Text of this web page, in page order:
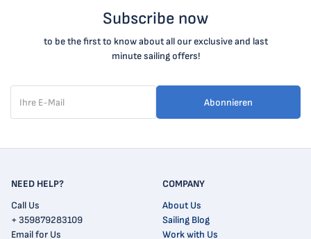
Subscribe now
to be the first to know about all our exclusive and last
minute sailing offers!
Abonnieren
NEED HELP?
Call Us
+ 359879283109
Email for Us
COMPANY
About Us
Sailing Blog
Work with Us